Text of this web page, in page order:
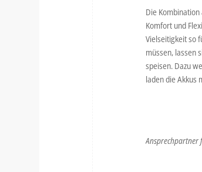
Die
Komfort und
Vielseitigkeit so
müssen, lassen
speisen. Dazu
laden die Akkus
Ansprechpartner